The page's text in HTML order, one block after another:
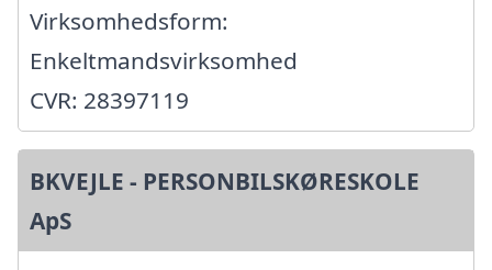
Virksomhedsform:
Enkeltmandsvirksomhed
CVR: 28397119
BKVEJLE - PERSONBILSKØRESKOLE
ApS